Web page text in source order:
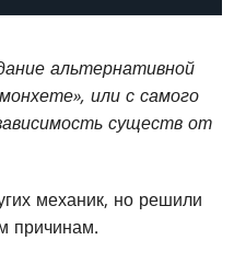
альтернативной
или с самого
существ от
механик, но решили
причинам.